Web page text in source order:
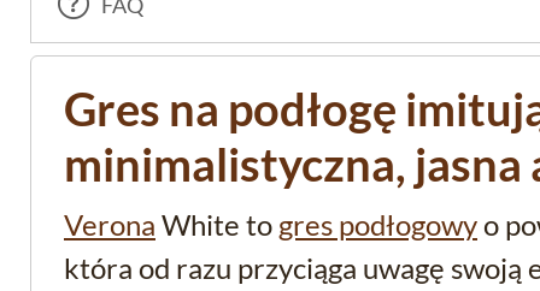
Gres na podłogę
minimalistyczna, jasna
Verona White to gres podłogowyo
która od razu przyciąga uwagę swoją